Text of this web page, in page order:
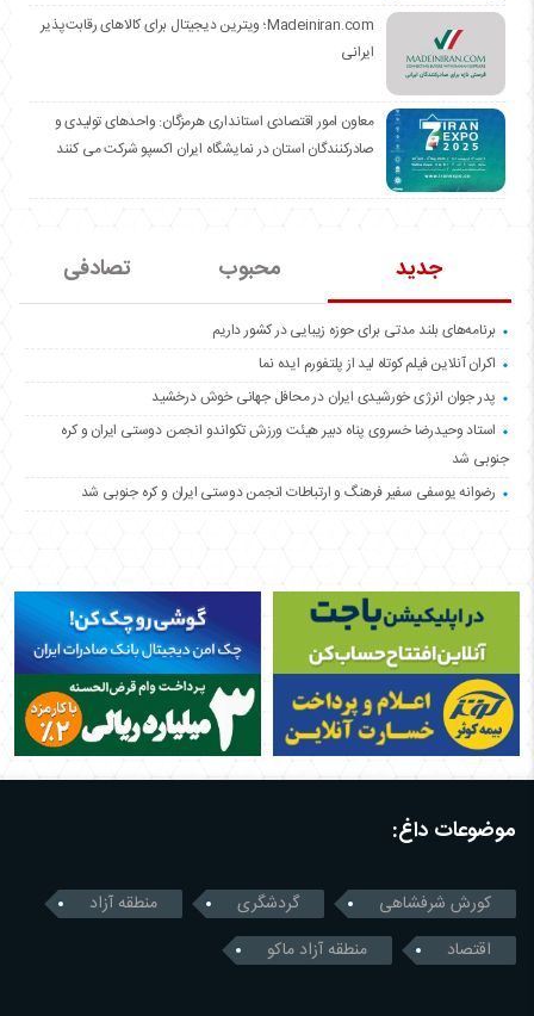
Madeiniran.com؛ ویترین دیجیتال برای کالاهای رقابت‌پذیر
ایرانی
معاون امور اقتصادی استانداری هرمزگان: واحدهای تولیدی و
صادرکنندگان استان در نمایشگاه ایران اکسپو شرکت می کنند
جدید محبوب تصادفی
برنامه‌های بلند مدتی برای حوزه زیبایی در کشور داریم
اکران آنلاین فیلم کوتاه لید از پلتفورم ایده نما
پدر جوان انرژی خورشیدی ایران در محافل جهانی خوش درخشید
استاد وحیدرضا خسروی پناه دبیر هیئت ورزش تکواندو انجمن دوستی ایران و کره
جنوبی شد
رضوانه یوسفی سفیر فرهنگ و ارتباطات انجمن دوستی ایران و کره جنوبی شد
موضوعات داغ:
کورش شرفشاهی گردشگری
منطقه آزاد
اقتصاد
منطقه آزاد ماکو